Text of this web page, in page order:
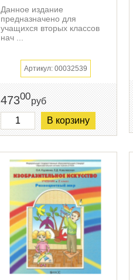
Данное издание
предназначено для
учащихся вторых классов
нач ...
Артикул: 00032539
47300руб
В корзину